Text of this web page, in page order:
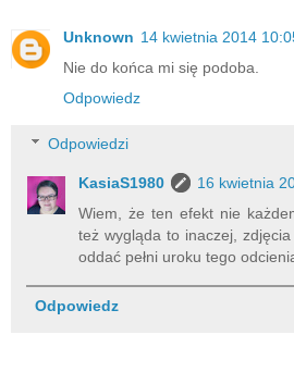
Unknown 14 kwietnia 2014
Nie do końca mi się podoba.
Odpowiedz
Odpowiedzi
KasiaS1980
16 kwietnia
Wiem, że ten efekt nie
też wygląda to inaczej,
oddać pełni uroku tego
Odpowiedz